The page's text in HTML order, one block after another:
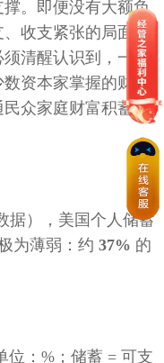
。即便没有大额负
收支紧张的局面，
清醒认识到，一个
资本家掌握的财富
众家庭财富积蓄的
据），美国个人储蓄
为薄弱：约 37% 的
位： %；储蓄 = 可支